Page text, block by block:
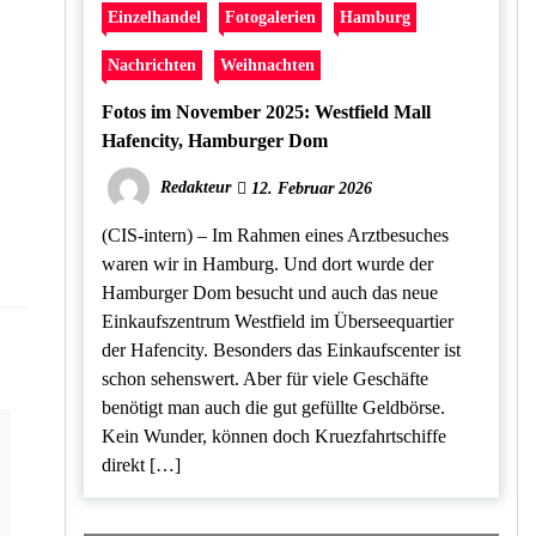
Einzelhandel Fotogalerien Hamburg
Nachrichten Weihnachten
Fotos im November 2025: Westfield Mall
Hafencity, Hamburger Dom
Redakteur 12. Februar 2026
(CIS-intern) – Im Rahmen eines Arztbesuches
waren wir in Hamburg. Und dort wurde der
Hamburger Dom besucht und auch das neue
Einkaufszentrum Westfield im Überseequartier
der Hafencity. Besonders das Einkaufscenter ist
schon sehenswert. Aber für viele Geschäfte
benötigt man auch die gut gefüllte Geldbörse.
Kein Wunder, können doch Kruezfahrtschiffe
direkt […]